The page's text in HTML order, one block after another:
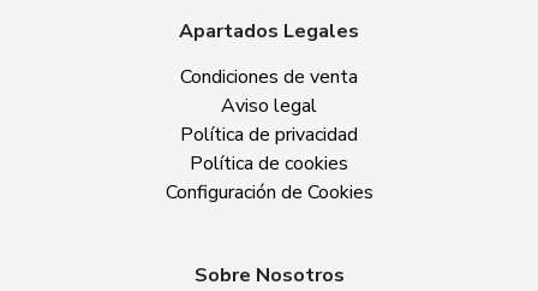
Apartados Legales
Condiciones de venta
Aviso legal
Política de privacidad
Política de cookies
Configuración de Cookies
Sobre Nosotros